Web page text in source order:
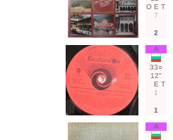
О Е Т
7
2
А
33○
12"
Е Т
1
1
А